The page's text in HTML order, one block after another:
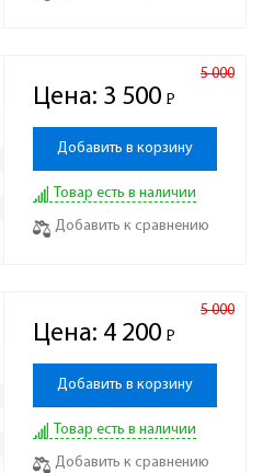
Цена:
5 000
3 500 Р
-
Добавить в корзину
Товар есть в наличии
Добавить к сравнению
Цена:
5 000
4 200 Р
-
Добавить в корзину
Товар есть в наличии
Добавить к сравнению